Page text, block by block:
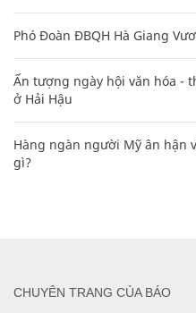
Phó Đoàn ĐBQH Hà Giang
Ấn tượng ngày hội văn hóa -
ở Hải Hậu
Hàng ngàn người Mỹ ân hận
gì?
CHUYÊN TRANG CỦA BÁO